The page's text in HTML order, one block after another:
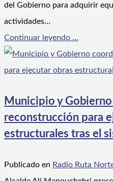
del Gobierno para adquirir
actividades…
Continuar leyendo ...
Municipio y
reconstrucción para
estructurales tras el
Publicado en Radio Ruta